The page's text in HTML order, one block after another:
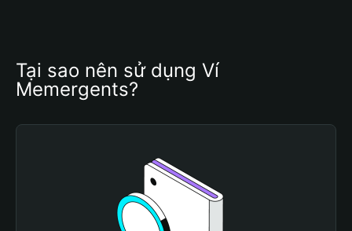
Tại sao nên sử dụng Ví
Memergents?